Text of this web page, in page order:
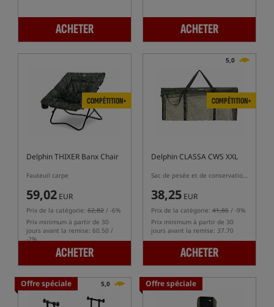
ACHETER ACHETER
COMPÉTITION+
Delphin THIXER Banx Chair
Fauteuil carpe
59,02 EUR
Prix de la catégorie: 62,82 / -6%
Prix minimum à partir de 30
jours avant la remise: 60.50 /
-2%
ACHETER
5,0
COMPÉTITION+
Delphin CLASSA CWS XXL
Sac de pesée et de conservation des poissons
38,25 EUR
Prix de la catégorie: 41,86 / -9%
Prix minimum à partir de 30
jours avant la remise: 37.70
ACHETER
Offre spéciale 5,0 Offre spéciale